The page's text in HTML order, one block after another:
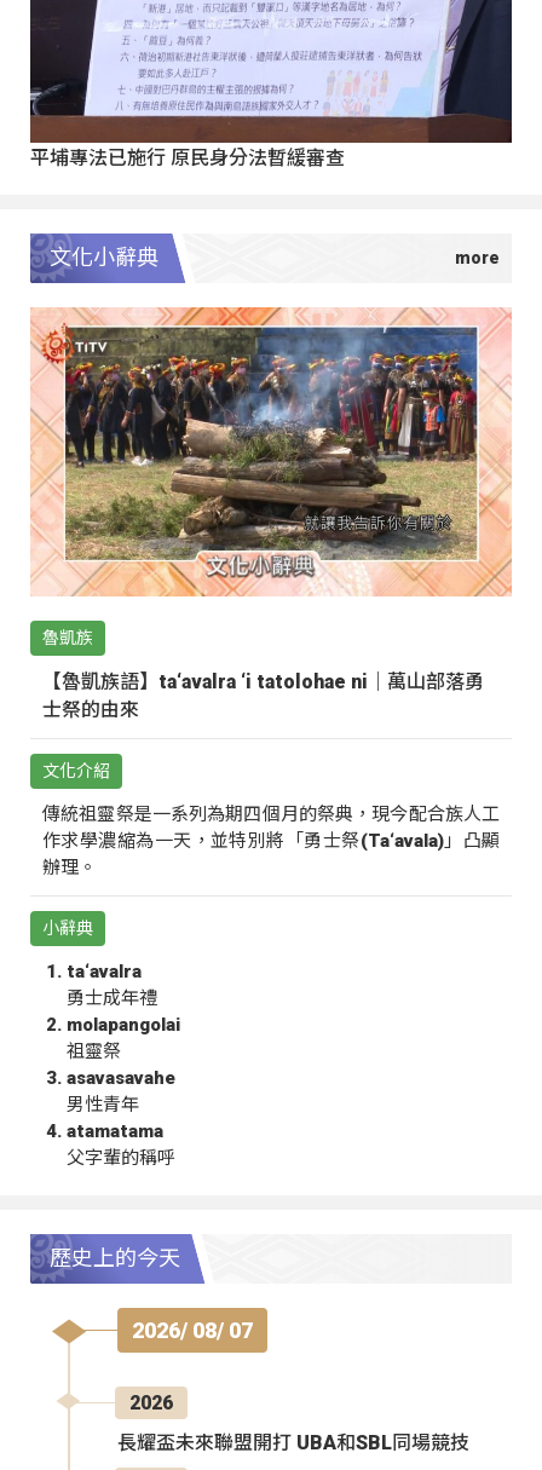
平埔專法已施行 原民身分法暫緩審查
文化小辭典
魯凱族
【魯凱族語】ta‘avalra ‘i tatolohae ni｜萬山部落勇
士祭的由來
文化介紹
傳統祖靈祭是一系列為期四個月的祭典，現今配合族人工
作求學濃縮為一天，並特別將「勇士祭(Ta‘avala)」凸顯
辦理。
小辭典
ta‘avalra
勇士成年禮
molapangolai
祖靈祭
asavasavahe
男性青年
atamatama
父字輩的稱呼
歷史上的今天
2026/ 08/ 07
2026
長耀盃未來聯盟開打 UBA和SBL同場競技